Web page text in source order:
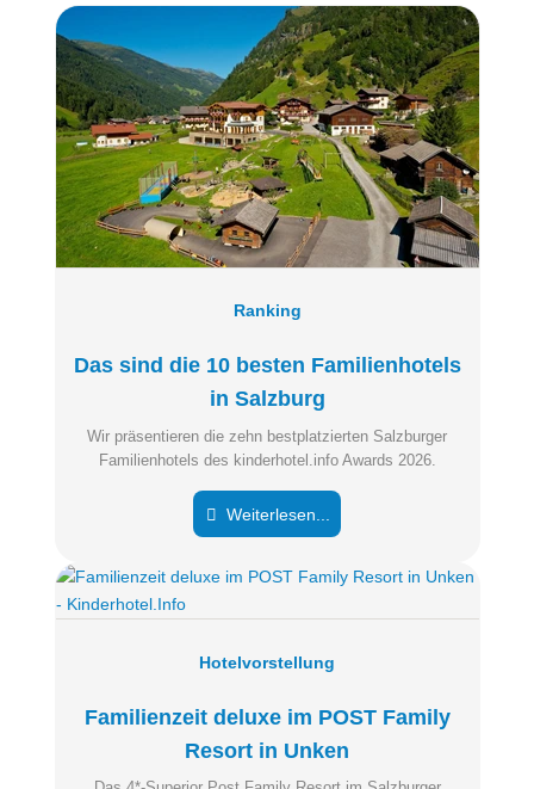
Das sind die 10 besten Familienhotels
in Salzburg
Ranking
Wir präsentieren die zehn bestplatzierten Salzburger
Familienhotels des kinderhotel.info Awards 2026.
Weiterlesen...
Familienzeit deluxe im POST Family
Resort in Unken
Hotelvorstellung